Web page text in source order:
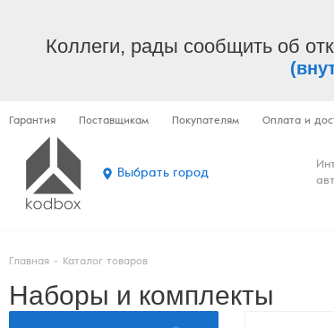
Коллеги, рады сообщить об
Гарантия Поставщикам Покупателям Оплата и
Выбрать город
Главная - Каталог товаров
Наборы и комплекты